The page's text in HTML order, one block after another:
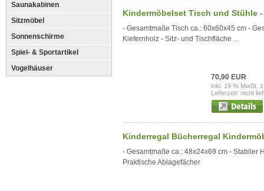
Saunakabinen
Sitzmöbel
Sonnenschirme
Spiel- & Sportartikel
Vogelhäuser
Kindermöbelset Tisch und Stühle
- Gesamtmaße Tisch ca.: 60x60x45 cm -
Kiefernholz - Sitz- und Tischfläche ...
70,90 EUR
inkl. 19 % MwSt.
Lieferzeit: nicht
Kinderregal Bücherregal
- Gesamtmaße ca.: 48x24x69 cm - Stabiler
Praktische Ablagefächer